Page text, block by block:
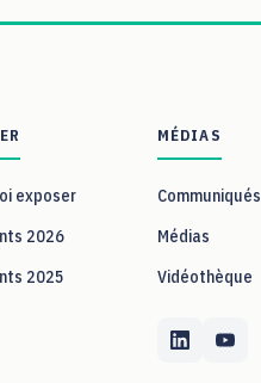
exposer
2026
2025
MÉDIAS
Communiqués
Médias
Vidéothèque